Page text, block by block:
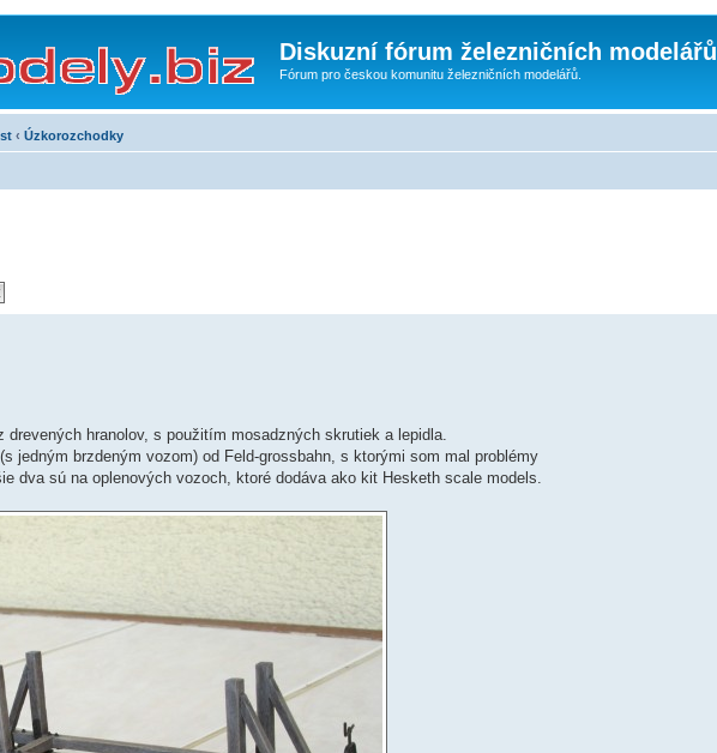
Diskuzní fórum železničních modelářů
Fórum pro českou komunitu železničních modelářů.
‹ Úzkorozchodky
hranolov, s použitím mosadzných skrutiek a lepidla.
jedným brzdeným vozom) od Feld-grossbahn, s ktorými som mal problémy
dva sú na oplenových vozoch, ktoré dodáva ako kit Hesketh scale models.